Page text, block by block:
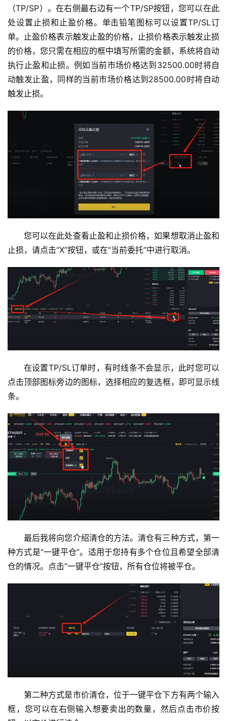
币
情
（TP/SP）。在右侧最右边有一个TP/SP按钮，您可以在此
处设置止损和止盈价格。单击铅笔图标可以设置TP/SL订
单。止盈价格表示触发止盈的价格，止损价格表示触发止损
的价格，您只需在相应的框中填写所需的金额，系统将自动
执行止盈和止损。例如当前市场价格达到32500.00时将自
动触发止盈，同样的当前市场价格达到28500.00时将自动
触发止损。
您可以在此处查看止盈和止损价格，如果想取消止盈和
止损，请点击“X”按钮，或在“当前委托”中进行取消。
在设置TP/SL订单时，有时线条不会显示，此时您可以
点击顶部图标旁边的图标，选择相应的复选框，即可显示线
条。
最后我将向您介绍清仓的方法。清仓有三种方式，第一
种方式是“一键平仓”。适用于您持有多个仓位且希望全部清
仓的情况。点击“一键平仓”按钮，所有仓位将被平仓。
第二种方式是市价清仓，位于一键平仓下方有两个输入
框，您可以在右侧输入想要卖出的数量，然后点击市价按